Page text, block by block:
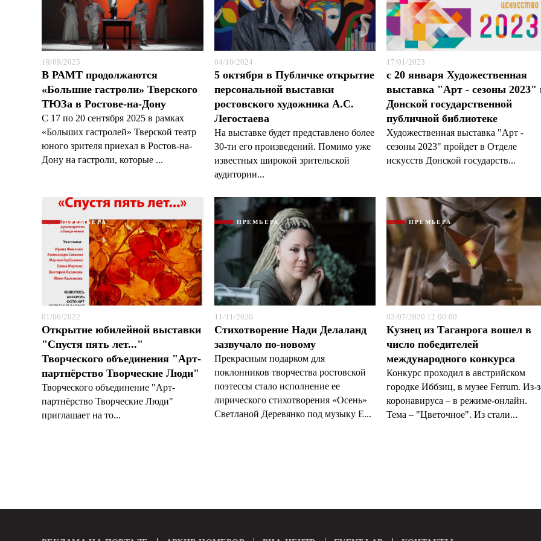
19/09/2025
В РАМТ продолжаются
«Большие гастроли» Тверского
ТЮЗа в Ростове-на-Дону
С 17 по 20 сентября 2025 в рамках
«Больших гастролей» Тверской театр
юного зрителя приехал в Ростов-на-
Дону на гастроли, которые ...
04/10/2024
5 октября в Публичке открытие
персональной выставки
ростовского художника А.С.
Легостаева
На выставке будет представлено более
30-ти его произведений. Помимо уже
известных широкой зрительской
аудитории...
17/01/2023
с 20 января Художественная
выставка "Арт - сезоны 2023"
Донской государственной
публичной библиотеке
Художественная выставка "Арт -
сезоны 2023" пройдет в Отделе
искусств Донской государств...
ПРЕМЬЕРА
01/06/2022
Открытие юбилейной выставки
"Спустя пять лет..."
Творческого объединения "Арт-
партнёрство Творческие Люди"
Творческого объединение "Арт-
партнёрство Творческие Люди"
приглашает на то...
ПРЕМЬЕРА
11/11/2020
Стихотворение Нади Делаланд
зазвучало по-новому
Прекрасным подарком для
поклонников творчества ростовской
поэтессы стало исполнение ее
лирического стихотворения «Осень»
Светланой Деревянко под музыку Е...
ПРЕМЬЕРА
02/07/2020 12:00:00
Кузнец из Таганрога вошел в
число победителей
международного конкурса
Конкурс проходил в австрийском
городке Иббзиц, в музее Ferrum. Из-
коронавируса – в режиме-онлайн.
Тема – "Цветочное". Из стали...